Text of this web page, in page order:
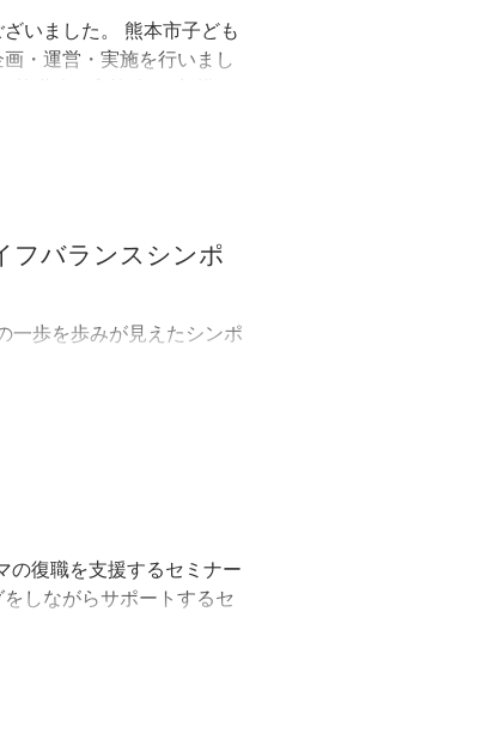
いました。 熊本市子ども
・運営・実施を行いまし
フバランスシンポ
一歩を歩みが見えたシンポ
の復職を支援するセミナー
しながらサポートするセ